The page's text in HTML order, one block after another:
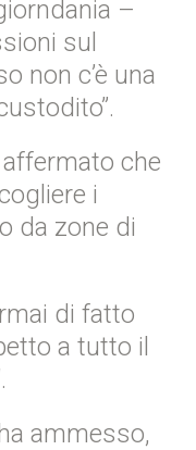
–
sul
non c’è una
che
i
da zone di
di fatto
a tutto il
ammesso,